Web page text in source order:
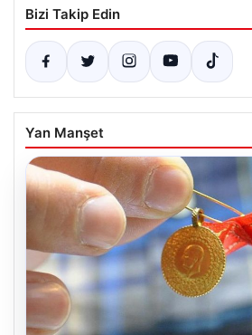
Bizi Takip Edin
Yan Manşet